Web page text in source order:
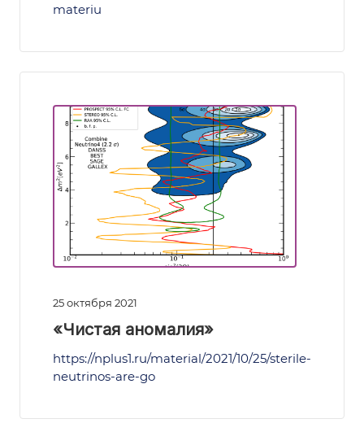
materiu
25 октября 2021
«Чистая аномалия»
https://nplus1.ru/material/2021/10/25/sterile-
neutrinos-are-go